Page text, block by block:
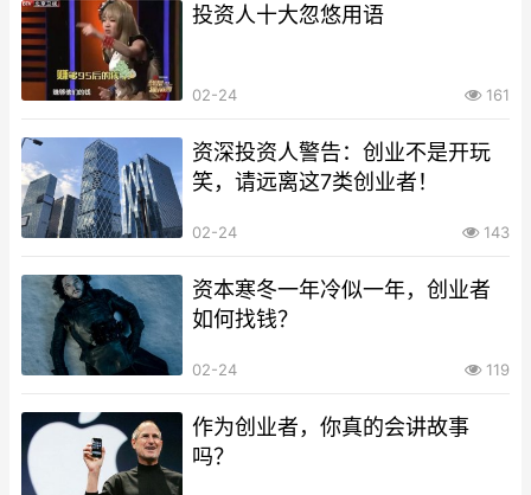
投资人十大忽悠用语
02-24 161
资深投资人警告：创业不是开玩
笑，请远离这7类创业者！
02-24 143
资本寒冬一年冷似一年，创业者
如何找钱？
02-24 119
作为创业者，你真的会讲故事
吗？